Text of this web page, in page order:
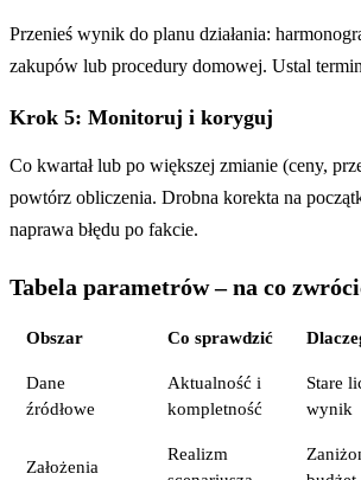
Przenieś wynik do planu działania:
zakupów lub procedury domowej. Ustal
Krok 5: Monitoruj i koryguj
Co kwartał lub po większej zmianie (ceny,
powtórz obliczenia. Drobna korekta na
naprawa błędu po fakcie.
Tabela parametrów – na co
Obszar Co sprawdzić
Dane
źródłowe
Aktualność i
kompletność
Stare
wynik
Założenia
Realizm